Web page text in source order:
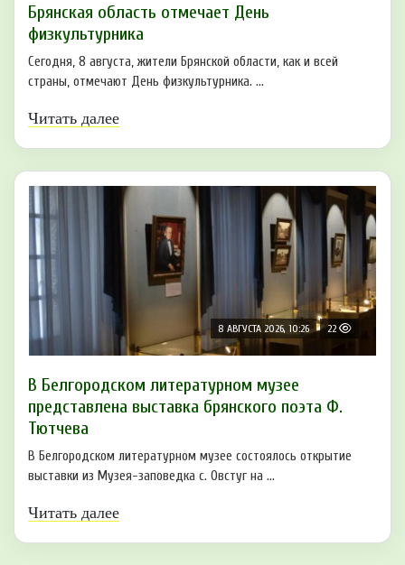
Брянская область отмечает День
физкультурника
Сегодня, 8 августа, жители Брянской области, как и всей
страны, отмечают День физкультурника. ...
Читать далее
8 АВГУСТА 2026, 10:26 22
В Белгородском литературном музее
представлена выставка брянского поэта Ф.
Тютчева
В Белгородском литературном музее состоялось открытие
выставки из Музея-заповедка с. Овстуг на ...
Читать далее